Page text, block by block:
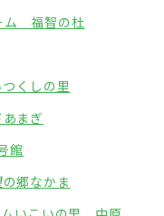
ム 福智の杜
くしの里
まぎ
館
郷なかま